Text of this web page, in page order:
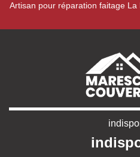
Artisan pour réparation faitage La